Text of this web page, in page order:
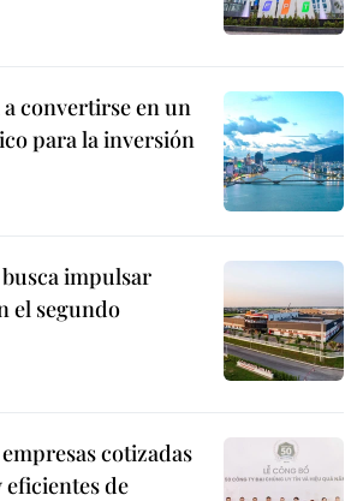
convertirse en un
para la inversión
impulsar
el segundo
cotizadas
eficientes de